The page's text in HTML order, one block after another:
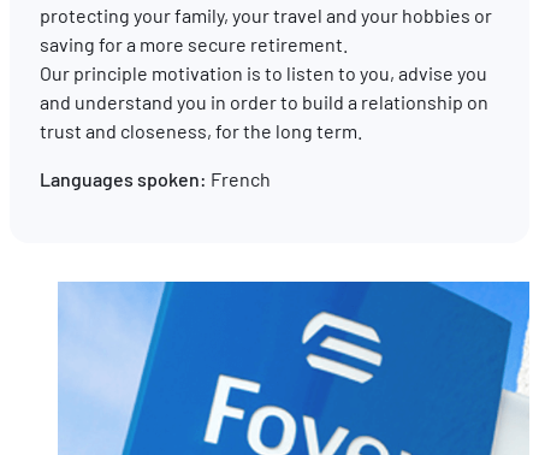
protecting your family, your travel and your hobbies or
saving for a more secure retirement.
Our principle motivation is to listen to you, advise you
and understand you in order to build a relationship on
trust and closeness, for the long term.
Languages spoken: French